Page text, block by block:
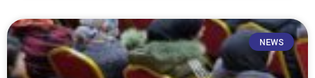
NEWS